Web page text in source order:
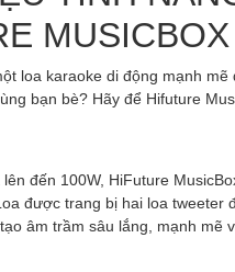
loa karaoke di động mạnh
bạn bè? Hãy để Hifuture
đến 100W, HiFuture
được trang bị hai loa
âm trầm sâu lắng, mạnh